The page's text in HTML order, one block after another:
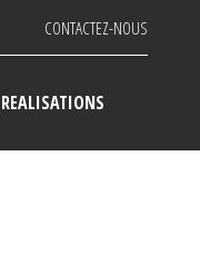
CONTACTEZ-NOUS
REALISATIONS